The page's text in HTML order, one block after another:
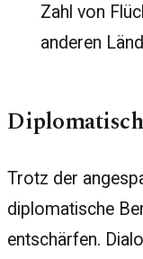
Zahl von
anderen
Trotz der
diplomatische
entschärfen.